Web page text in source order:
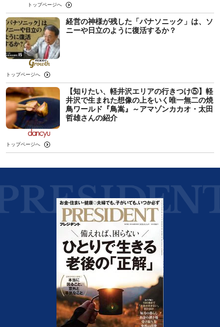
トップページへ
経営の神様が残した「パナソニック」は、ソ
ニーや日立のように復活するか？
トップページへ
【知りたい、軽井沢エリアの行きつけ⑤】軽
井沢で生まれた想像の上をいく唯一無二の焼
鳥ワールド『鳥嵩』～アマゾンカカオ・太田
哲雄さんの紹介
トップページへ